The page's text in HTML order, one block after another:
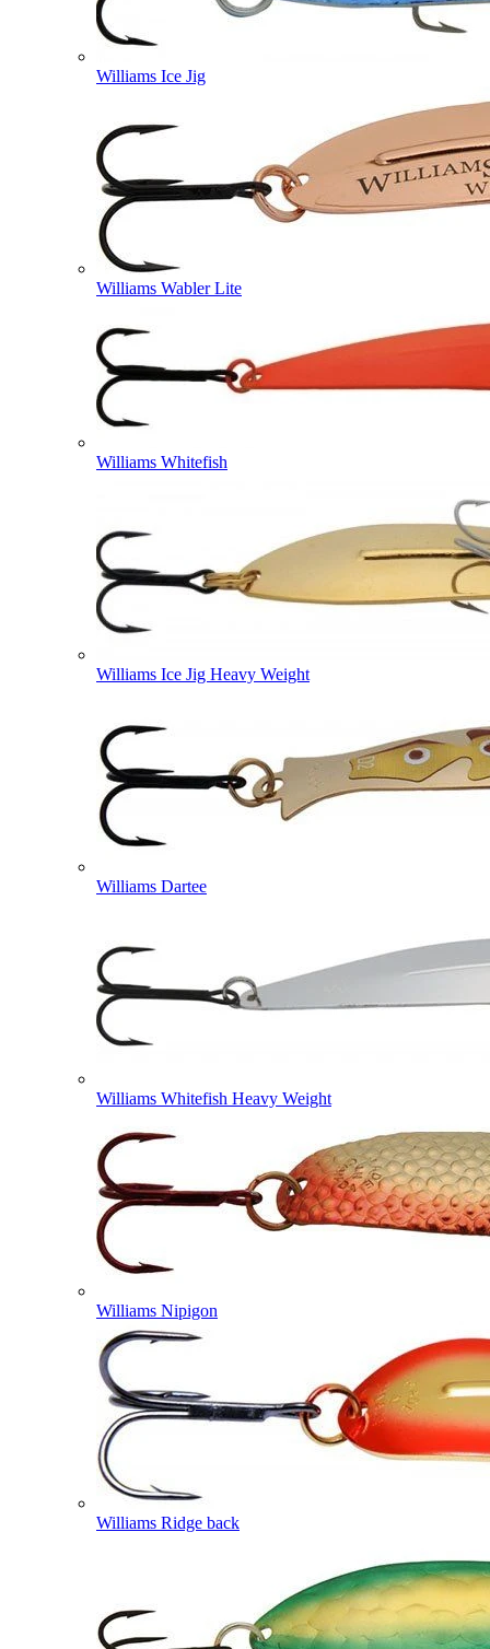
Williams Ice Jig
Williams Wabler Lite
Williams Whitefish
Williams Ice Jig Heavy Weight
Williams Dartee
Williams Whitefish Heavy Weight
Williams Nipigon
Williams Ridge back